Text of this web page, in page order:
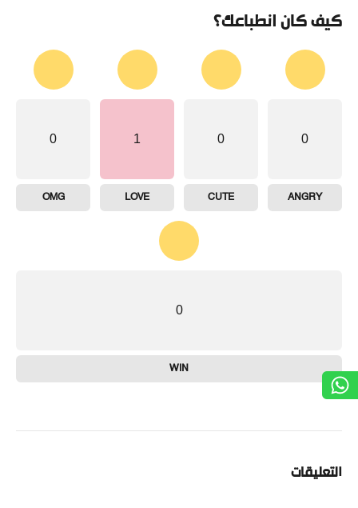
كيف كان انطباعك؟
0
ANGRY
0
CUTE
1
LOVE
0
OMG
0
WIN
التعليقات